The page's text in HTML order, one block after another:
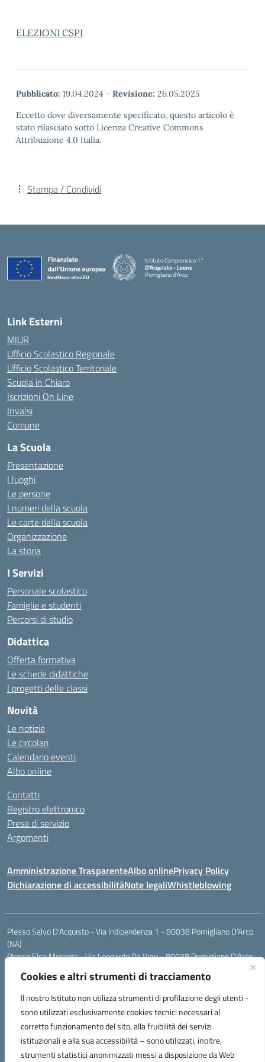
Cookies e altri strumenti di tracciamento
Il nostro Istituto non utilizza strumenti di profilazione degli utenti -
sono utilizzati esclusivamente cookies tecnici necessari al
corretto funzionamento del sito, alla fruibilità dei servizi
istituzionali e alla sua accessibilità – sono utilizzati, inoltre,
strumenti statistici anonimizzati messi a disposizione da Web
ELEZIONI CSPI
Pubblicato: 19.04.2024 - Revisione: 26.05.2025
Eccetto dove diversamente specificato, questo articolo è
stato rilasciato sotto Licenza Creative Commons
Attribuzione 4.0 Italia.
Stampa / Condividi
Istituto Comprensivo 1°
D'Acquisto - Leone
Pomigliano d'Arco
— Visita la pagina iniziale della scuola
Link Esterni
MIUR
Ufficio Scolastico Regionale
Ufficio Scolastico Territoriale
Scuola in Chiaro
Iscrizioni On Line
Invalsi
Comune
La Scuola
Presentazione
I luoghi
Le persone
I numeri della scuola
Le carte della scuola
Organizzazione
La storia
I Servizi
Personale scolastico
Famiglie e studenti
Percorsi di studio
Didattica
Offerta formativa
Le schede didattiche
I progetti delle classi
Novità
Le notizie
Le circolari
Calendario eventi
Albo online
Contatti
Registro elettronico
Presa di servizio
Argomenti
Amministrazione TrasparenteAlbo onlinePrivacy Policy
Dichiarazione di accessibilitàNote legaliWhistleblowing
Plesso Salvo D'Acquisto - Via Indipendenza 1 - 80038 Pomigliano D'Arco
(NA)
Plesso Elsa Morante - Via Leonardo Da Vinci - 80038 Pomigliano D'Arco
Plesso Leone - Via Pascoli - 80038 Pomigliano D'Arco (NA)
Tel.:0813177304 - Mail: naic8g1003@istruzione.it - Pec:
Codice Univoco ufficio: UIECQ7
codice Meccanografico: NAIC8G1003
Codice Fiscale: 93076670632